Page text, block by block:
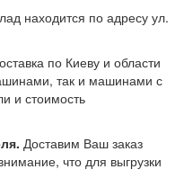
находится по адресу ул.
по Киеву и области
так и машинами с
и стоимость
Доставим Ваш заказ
что для выгрузки